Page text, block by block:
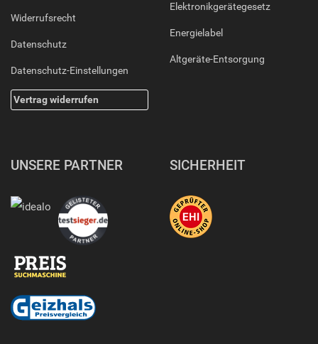
Widerrufsrecht
Datenschutz
Datenschutz-Einstellungen
Vertrag widerrufen
Elektronikgerätegesetz
Energielabel
Altgeräte-Entsorgung
UNSERE PARTNER SICHERHEIT